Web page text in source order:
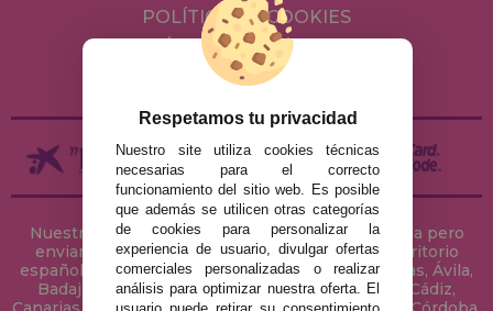
POLÍTICA DE COOKIES
ENVÍOS Y DEVOLUCIONES
DEVOLUCIONES / DESISTIMIENTO
Nuestra tienda de puzzles está ubicada en Sevilla pero
enviamos tus puzzles a cualquier ciudad del territorio
español: Álava, Albacete, Alicante, Almería, Asturias, Ávila,
Badajoz, Baleares, Barcelona, Burgos, Cáceres, Cádiz,
Respetamos tu privacidad
Nuestro site utiliza cookies técnicas
necesarias para el correcto
funcionamiento del sitio web. Es posible
que además se utilicen otras categorías
de cookies para personalizar la
experiencia de usuario, divulgar ofertas
comerciales personalizadas o realizar
análisis para optimizar nuestra oferta. El